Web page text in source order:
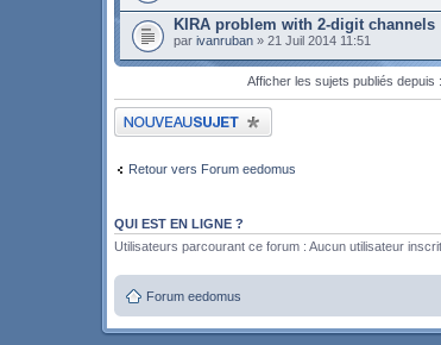
KIRA problem with 2-digit channels
par ivanruban » 21 Juil 2014 11:51
Afficher les sujets publiés depuis :
Publier un nouveau sujet
Retour vers Forum eedomus
QUI EST EN LIGNE ?
Utilisateurs parcourant ce forum : Aucun utilisateur
Forum eedomus